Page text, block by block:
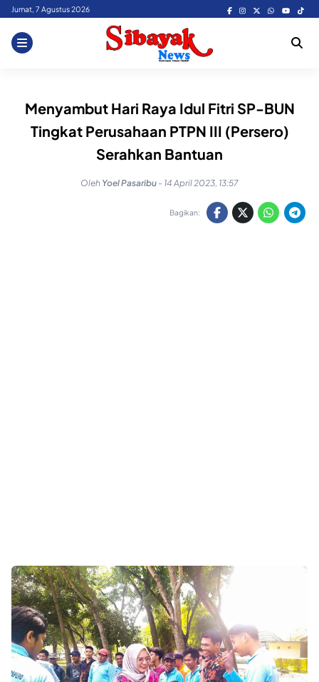
Skip
content
Jumat, 7 Agustus 2026
Menyambut Hari Raya Idul Fitri SP-BUN
Tingkat Perusahaan PTPN III (Persero)
Serahkan Bantuan
Oleh Yoel Pasaribu - 14 April 2023, 13:57
Bagikan: